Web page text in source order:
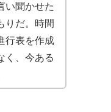
い聞かせた
りだ。時間
行表を作成
く、今ある